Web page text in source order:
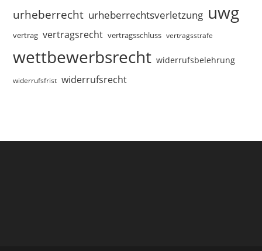
urheberrecht urheberrechtsverletzung uwg
vertrag vertragsrecht vertragsschluss vertragsstrafe
wettbewerbsrecht widerrufsbelehrung
widerrufsfrist widerrufsrecht